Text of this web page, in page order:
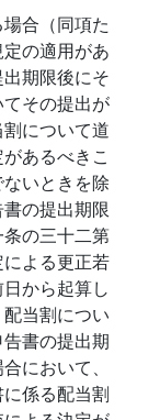
合（同項た
の適用があ
期限後にそ
その提出が
について道
あるべきこ
いときを除
の提出期限
の三十二第
よる更正若
から起算し
当割につい
書の提出期
において、
係る配当割